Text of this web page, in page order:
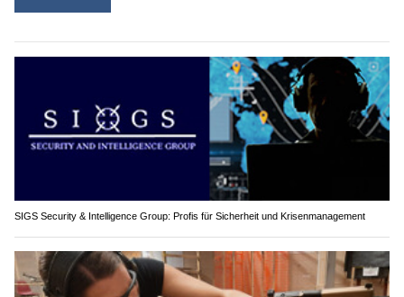
SIGS Security & Intelligence Group: Profis für Sicherheit und Krisenmanagement